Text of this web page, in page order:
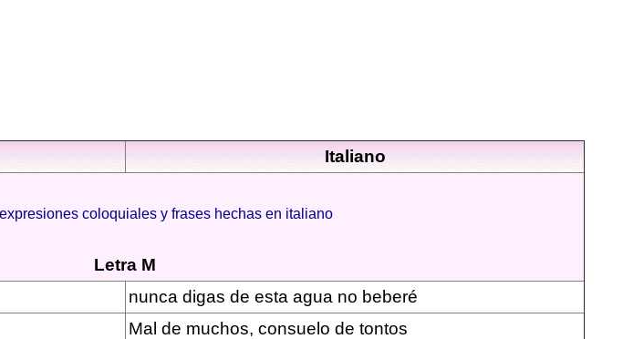
Italiano
coloquiales y frases hechas en italiano
Letra M
nunca digas de esta agua no beberé
Mal de muchos, consuelo de tontos